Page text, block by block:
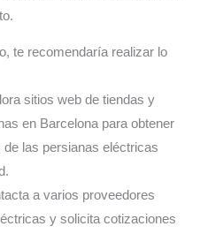
te recomendaría realizar lo
sitios web de tiendas y
en Barcelona para obtener
de las persianas eléctricas
a varios proveedores
y solicita cotizaciones